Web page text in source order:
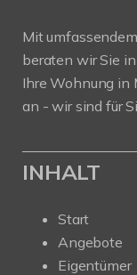
Mit
beraten wir Sie
Ihre Wohnung in
an - wir sind für
INHALT
Start
Angebote
Eigentümer